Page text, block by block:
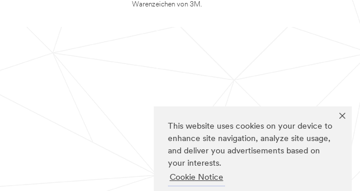
This website uses cookies on your device to
enhance site navigation, analyze site usage,
and deliver you advertisements based on
your interests.
Cookie Notice
Warenzeichen von 3M.